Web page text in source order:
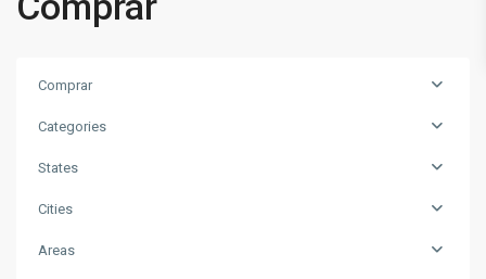
Comprar
Categories
States
Cities
Areas